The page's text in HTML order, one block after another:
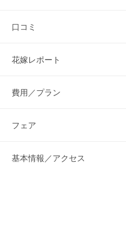
口コミ
花嫁レポート
費用／プラン
フェア
基本情報／アクセス